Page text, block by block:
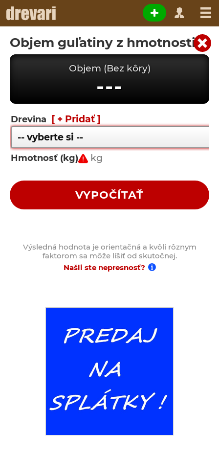
Objem guľatiny z hmotnosti
Objem (Bez kôry)
---
Drevina [ + Pridať ]
Hmotnosť (kg)
VYPOČÍTAŤ
Výsledná hodnota je orientačná a kvôli rôznym
faktorom sa môže líšiť od skutočnej.
Našli ste nepresnosť?